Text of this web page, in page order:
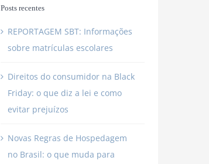
Posts recentes
REPORTAGEM SBT: Informações
sobre matrículas escolares
Direitos do consumidor na Black
Friday: o que diz a lei e como
evitar prejuízos
Novas Regras de Hospedagem
no Brasil: o que muda para